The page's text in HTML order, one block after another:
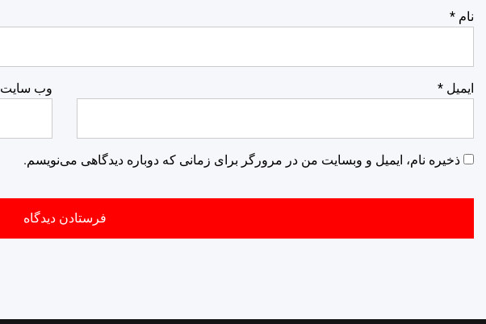
نام *
ایمیل * وب‌ سایت
ذخیره نام، ایمیل و وبسایت من در مرورگر برای زمانی که دوباره دیدگاهی می‌نویسم.